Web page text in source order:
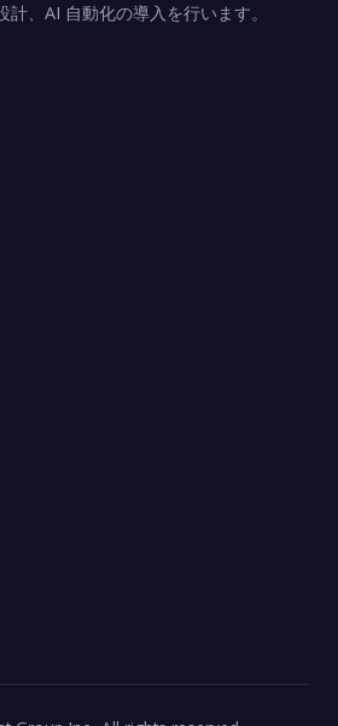
、AI 自動化の導入を行います。